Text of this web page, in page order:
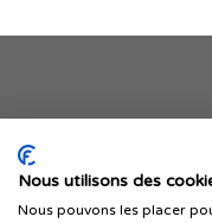
Je
Nous utilisons des
Nous pouvons les placer